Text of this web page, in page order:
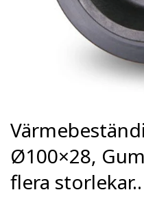
Ø100×28,
flera storlekar..